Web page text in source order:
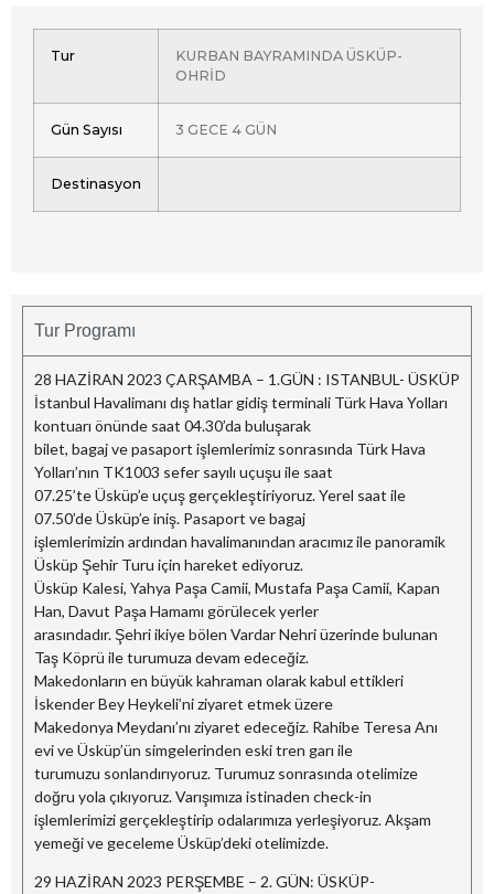
Tur
KURBAN BAYRAMINDA ÜSKÜP-
OHRİD
Gün Sayısı 3 GECE 4 GÜN
Destinasyon
Tur Programı
28 HAZİRAN 2023 ÇARŞAMBA – 1.GÜN : ISTANBUL- ÜSKÜP
İstanbul Havalimanı dış hatlar gidiş terminali Türk Hava Yolları
kontuarı önünde saat 04.30’da buluşarak
bilet, bagaj ve pasaport işlemlerimiz sonrasında Türk Hava
Yolları’nın TK1003 sefer sayılı uçuşu ile saat
07.25’te Üsküp’e uçuş gerçekleştiriyoruz. Yerel saat ile
07.50’de Üsküp’e iniş. Pasaport ve bagaj
işlemlerimizin ardından havalimanından aracımız ile panoramik
Üsküp Şehir Turu için hareket ediyoruz.
Üsküp Kalesi, Yahya Paşa Camii, Mustafa Paşa Camii, Kapan
Han, Davut Paşa Hamamı görülecek yerler
arasındadır. Şehri ikiye bölen Vardar Nehri üzerinde bulunan
Taş Köprü ile turumuza devam edeceğiz.
Makedonların en büyük kahraman olarak kabul ettikleri
İskender Bey Heykeli’ni ziyaret etmek üzere
Makedonya Meydanı’nı ziyaret edeceğiz. Rahibe Teresa Anı
evi ve Üsküp’ün simgelerinden eski tren garı ile
turumuzu sonlandırıyoruz. Turumuz sonrasında otelimize
doğru yola çıkıyoruz. Varışımıza istinaden check-in
işlemlerimizi gerçekleştirip odalarımıza yerleşiyoruz. Akşam
yemeği ve geceleme Üsküp’deki otelimizde.
29 HAZİRAN 2023 PERŞEMBE – 2. GÜN: ÜSKÜP-